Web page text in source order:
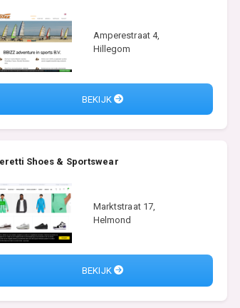
Amperestraat 4,
Hillegom
BEKIJK
Shoes & Sportswear
Marktstraat 17,
Helmond
BEKIJK